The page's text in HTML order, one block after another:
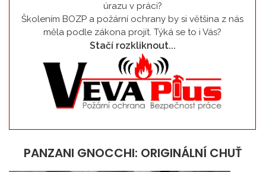
úrazu v práci?
Školením BOZP a požární ochrany by si většina z nás
měla podle zákona projít. Týká se to i Vás?
Stačí rozkliknout...
PANZANI GNOCCHI: ORIGINÁLNÍ CHUŤ